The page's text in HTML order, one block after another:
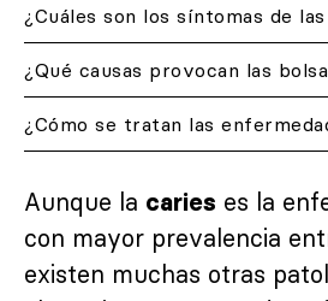
¿Qué causas provocan las
Aunque la caries es la
con mayor prevalencia
existen muchas otras